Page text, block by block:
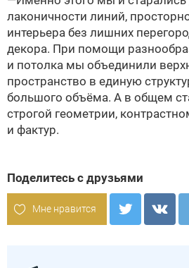
лаконичности линий,
интерьера без лишних
декора. При помощи
и потолка мы объединили
пространство в единую
большого объёма. А в общем
строгой геометрии,
и фактур.
Поделитесь с друзьями
Мне нравится